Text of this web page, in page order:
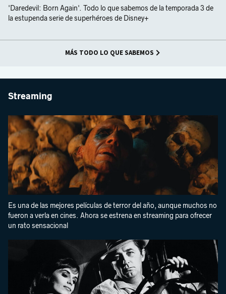
'Daredevil: Born Again'. Todo lo que sabemos de la temporada 3 de
la estupenda serie de superhéroes de Disney+
MÁS TODO LO QUE SABEMOS
Streaming
Es una de las mejores películas de terror del año, aunque muchos no
fueron a verla en cines. Ahora se estrena en streaming para ofrecer
un rato sensacional